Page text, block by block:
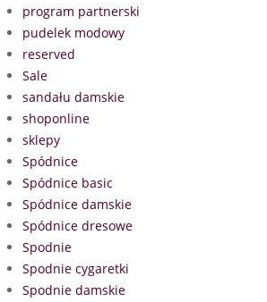
program partnerski
pudelek modowy
reserved
Sale
sandału damskie
shoponline
sklepy
Spódnice
Spódnice basic
Spódnice damskie
Spódnice dresowe
Spodnie
Spodnie cygaretki
Spodnie damskie